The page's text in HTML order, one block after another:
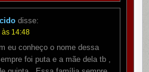
disse:
às 14:48
eu conheço o nome dessa
foi puta e a mãe dela tb ,